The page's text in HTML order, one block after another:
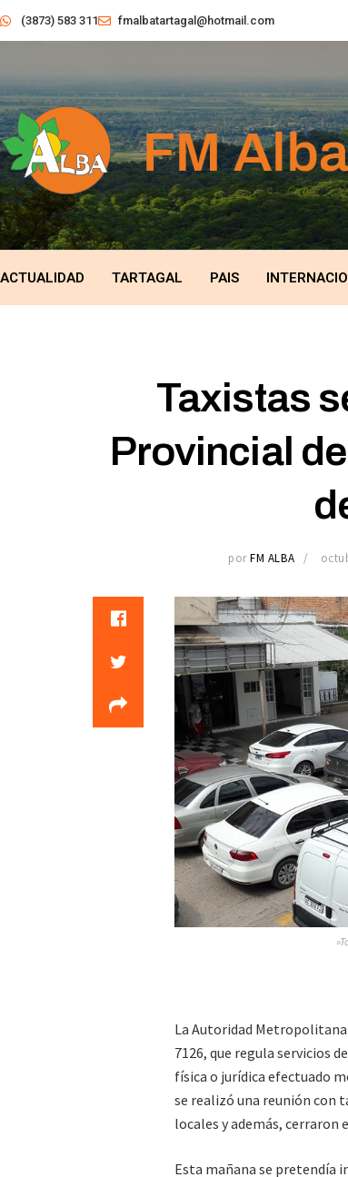
(3873) 583 311 fmalbatartagal@hotmail.com
ACTUALIDAD TARTAGAL PAIS
Taxistas
Provincial
por FM ALBA
La Autoridad
7126, que regula servicios
física o jurídica efectuado
se realizó una reunión con
locales y además, cerraron
Esta mañana se pretendía